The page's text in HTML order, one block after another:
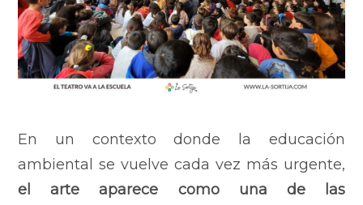
En un contexto donde la educación
ambiental se vuelve cada vez más urgente,
el arte aparece como una de las